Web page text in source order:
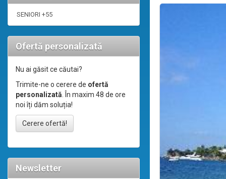
SENIORI +55
Ofertă personalizată
Nu ai găsit ce căutai?
Trimite-ne o cerere de ofertă
personalizată. În maxim 48 de ore
noi îți dăm soluția!
Cerere ofertă!
Newsletter